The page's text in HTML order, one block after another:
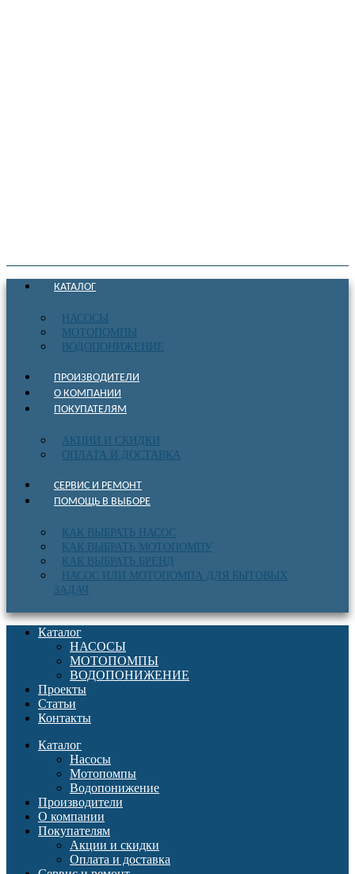
КАТАЛОГ
НАСОСЫ
МОТОПОМПЫ
ВОДОПОНИЖЕНИЕ
ПРОИЗВОДИТЕЛИ
О КОМПАНИИ
ПОКУПАТЕЛЯМ
АКЦИИ И СКИДКИ
ОПЛАТА И ДОСТАВКА
СЕРВИС И РЕМОНТ
ПОМОЩЬ В ВЫБОРЕ
КАК ВЫБРАТЬ НАСОС
КАК ВЫБРАТЬ МОТОПОМПУ
КАК ВЫБРАТЬ БРЕНД
НАСОС ИЛИ МОТОПОМПА ДЛЯ БЫТОВЫХ
ЗАДАЧ
Каталог
НАСОСЫ
МОТОПОМПЫ
ВОДОПОНИЖЕНИЕ
Проекты
Статьи
Контакты
Каталог
Насосы
Мотопомпы
Водопонижение
Производители
О компании
Покупателям
Акции и скидки
Оплата и доставка